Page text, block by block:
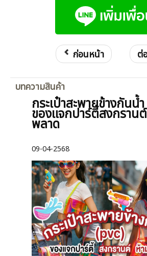
ก่อนหน้า ต่
บทความสินค้า
กระเป๋าสะพายข้างกันน้
ของแจกปาร์ตี้สงกราน
พลาด
09-04-2568